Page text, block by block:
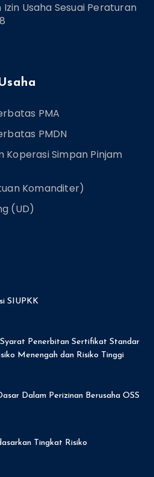
Usaha Sesuai Peraturan
PMA
PMDN
Koperasi Simpan Pinjam
Komanditer)
(UD)
SIUPKK
Penerbitan Sertifikat Standar
Menengah dan Risiko Tinggi
Dalam Perizinan Berusaha OSS
Tingkat Risiko